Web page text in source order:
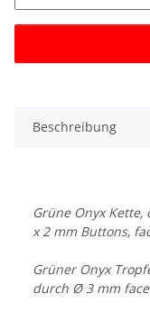
Beschreibung
Grüne Onyx Kette,
x 2 mm Buttons,
Grüner Onyx
durch Ø 3 mm